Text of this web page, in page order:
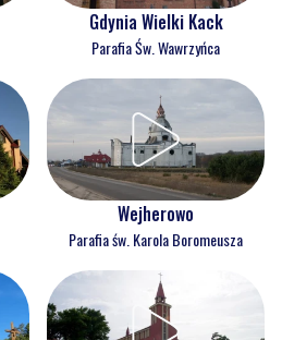
Gdynia Wielki Kack
Parafia Św. Wawrzyńca
Wejherowo
Parafia św. Karola Boromeusza